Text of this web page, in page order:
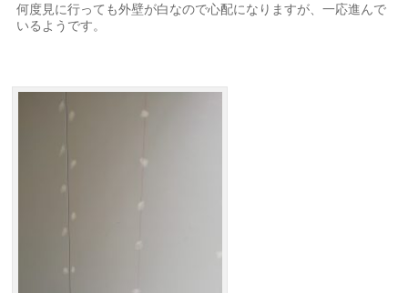
何度見に行っても外壁が白なので心配になりますが、一応進んで
いるようです。